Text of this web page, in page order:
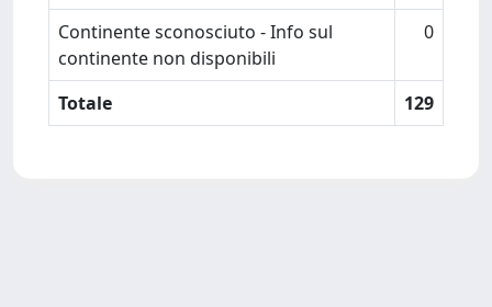
Continente sconosciuto - Info sul
continente non disponibili
0
Totale 129